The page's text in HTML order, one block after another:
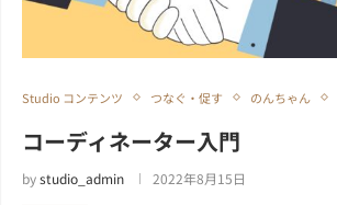
Studio コンテンツ つなぐ・促す のんちゃん
コーディネーター入門
bystudio_admin 2022年8月15日